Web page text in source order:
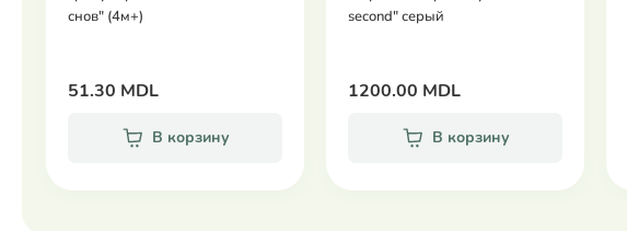
снов" (4м+)
51.30 MDL
В корзину
second" серый
1200.00 MDL
В корзину